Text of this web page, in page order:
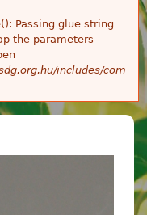
Passing glue string
the parameters
includes/com